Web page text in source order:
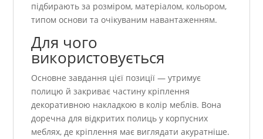
підбирають за розміром, матеріалом, кольором,
типом основи та очікуваним навантаженням.
Для чого
використовується
Основне завдання цієї позиції — утримує
полицю й закриває частину кріплення
декоративною накладкою в колір меблів. Вона
доречна для відкритих полиць у корпусних
меблях, де кріплення має виглядати акуратніше.